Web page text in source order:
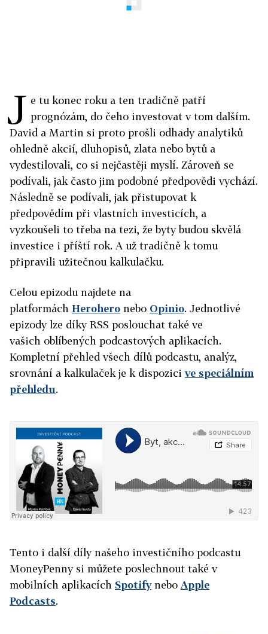
J e tu konec roku a ten tradičně patří
prognózám, do čeho investovat v tom dalším.
David a Martin si proto prošli odhady analytiků
ohledně akcií, dluhopisů, zlata nebo bytů a
vydestilovali, co si nejčastěji myslí. Zároveň se
podívali, jak často jim podobné předpovědi vychází.
Následně se podívali, jak přistupovat k
předpovědím při vlastních investicích, a
vyzkoušeli to třeba na tezi, že byty budou skvělá
investice i příští rok. A už tradičně k tomu
připravili užitečnou kalkulačku.
Celou epizodu najdete na
platformách Herohero nebo Opinio. Jednotlivé
epizody lze díky RSS poslouchat také ve
vašich oblíbených podcastových aplikacích.
Kompletní přehled všech dílů podcastu, analýz,
srovnání a kalkulaček je k dispozicive speciálním
přehledu.
Tento i další díly našeho investičního podcastu
MoneyPenny si můžete poslechnout také v
mobilních aplikacích Spotifynebo Apple
Podcasts.